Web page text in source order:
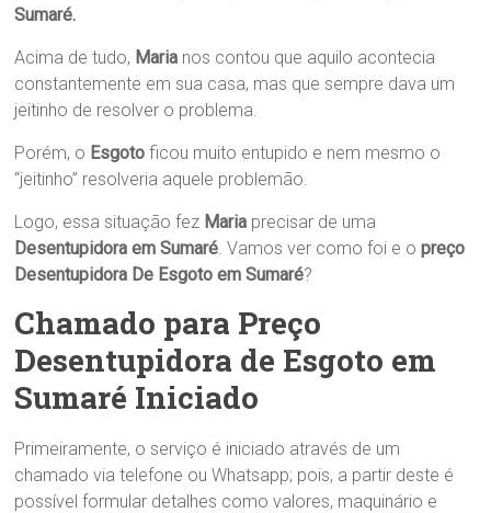
Sumaré.
Acima de tudo, Maria nos contou que aquilo acontecia
constantemente em sua casa, mas que sempre dava um
jeitinho de resolver o problema.
Porém, o Esgoto ficou muito entupido e nem mesmo o
“jeitinho” resolveria aquele problemão.
Logo, essa situação fez Maria precisar de uma
Desentupidora em Sumaré . Vamos ver como foi e opreço
Desentupidora De Esgoto em Sumaré?
Chamado para Preço
Desentupidora de Esgoto em
Sumaré Iniciado
Primeiramente, o serviço é iniciado através de um
chamado via telefone ou Whatsapp; pois, a partir deste é
possível formular detalhes como valores, maquinário e